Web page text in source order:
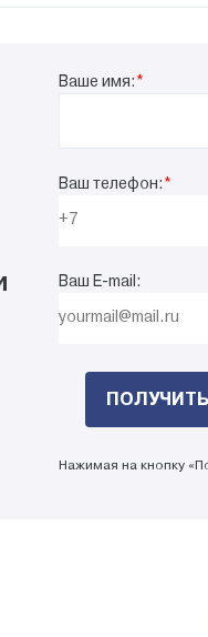
Ваше имя:*
Ваш телефон:*
Ваш E-mail:
Нажимая на кнопку